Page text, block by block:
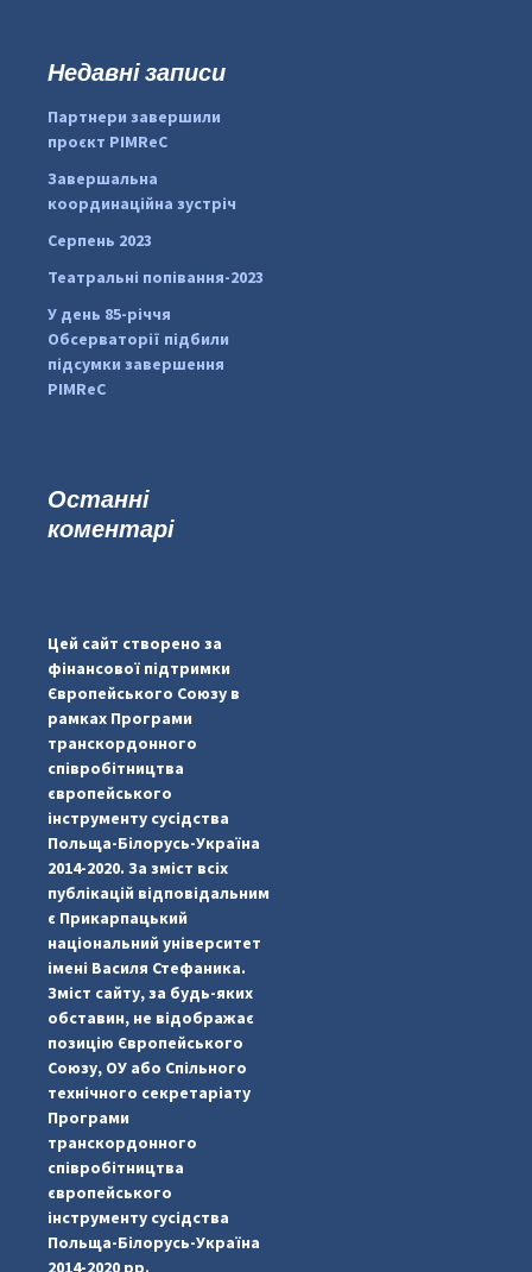
#PipIvanToday
pimrec_project
#PipIvanToday
:Недавні записи
Партнери завершили
проєкт PIMReC
Завершальна
координаційна зустріч
Серпень 2023
Театральні попівання-2023
У день 85-річчя
Обсерваторії підбили
підсумки завершення
PIMReC
Останні
коментарі
Цей сайт створено за
фінансової підтримки
Європейського Союзу в
рамках Програми
транскордонного
співробітництва
європейського
інструменту сусідства
Польща-Білорусь-Україна
2014-2020. За зміст всіх
публікацій відповідальним
є Прикарпацький
національний університет
імені Василя Стефаника.
Зміст сайту, за будь-яких
обставин, не відображає
позицію Європейського
Союзу, ОУ або Спільного
технічного секретаріату
Програми
транскордонного
співробітництва
європейського
інструменту сусідства
Польща-Білорусь-Україна
2014-2020 рр.